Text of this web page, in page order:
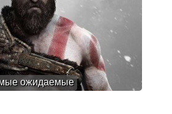
ожидаемые